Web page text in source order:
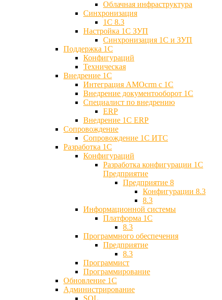
Облачная инфраструктура
Синхронизация
1С 8.3
Настройка 1С ЗУП
Синхронизация 1С и ЗУП
Поддержка 1С
Конфигураций
Техническая
Внедрение 1С
Интеграция AMOcrm с 1C
Внедрение документооборот 1С
Специалист по внедрению
ERP
Внедрение 1С ERP
Cопровождение
Cопровождение 1С ИТС
Разработка 1C
Конфигураций
Разработка конфигурации 1С
Предприятие
Предприятие 8
Конфигурации 8.3
8.3
Информационной системы
Платформа 1С
8.3
Программного обеспечения
Предприятие
8.3
Программист
Программирование
Обновление 1С
Администрирование
SQL